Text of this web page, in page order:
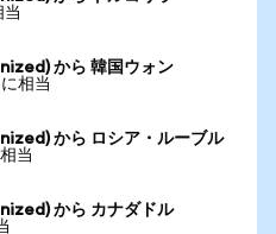
当
から 韓国ウォン
相当
から ロシア・ルーブル
当
から カナダドル